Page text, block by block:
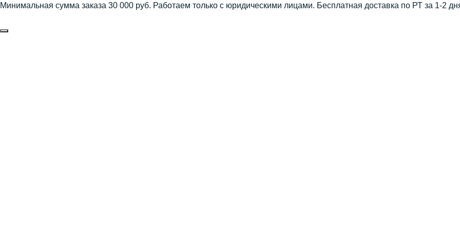
Минимальная сумма заказа 30 000 руб. Работаем только с юридическими лицами. Бесплатная доставка по РТ за 1-2